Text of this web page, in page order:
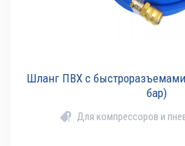
Шланг ПВХ с
бар)
Для компрессоров и